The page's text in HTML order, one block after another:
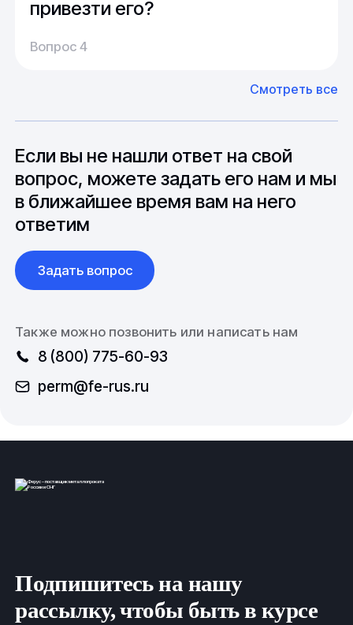
Производство:
20-25 дней, но в зависимости от различных
может быть сокращен до 1 недели.
до 6 месяцев производства.
привезти его?
У нас большой опыт поставок из Европы и
Азии. Через наших партнеров мы сможем
вопросы связанные с документацией и
международной логистикой.
Вопрос 4
Смотреть все
Если вы не нашли ответ на свой
вопрос, можете задать его нам и мы
в ближайшее время вам на него
ответим
Задать вопрос
Также можно позвонить или написать нам
8 (800) 775-60-93
perm@fe-rus.ru
Подпишитесь на нашу
рассылку, чтобы быть в курсе